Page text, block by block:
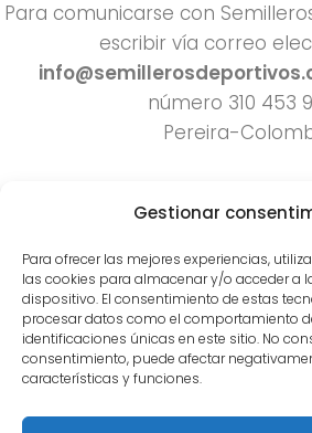
Gestionar
Para ofrecer las mejores experiencias,
las cookies para almacenar y/o acceder a
dispositivo. El consentimiento de estas
procesar datos como el comportamiento
identificaciones únicas en este sitio. No
consentimiento, puede afectar
características y funciones.
Para comunicarse con
escribir vía correo
número 310 453
Pereira-
Todos los derechos
Funciona con - Diseñado con